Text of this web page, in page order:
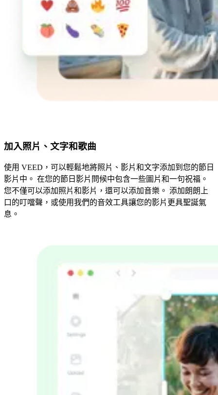
加入照片、文字和歌曲
使用 VEED，可以輕鬆地將照片、影片和文字添加到您的節日
影片中。 在您的節日影片問候中包含一些圖片和一句祝福。
您不僅可以添加照片和影片，還可以添加音樂。 添加朗朗上
口的叮噹聲，或使用我們的音效工具讓您的影片更具聖誕氣
息。